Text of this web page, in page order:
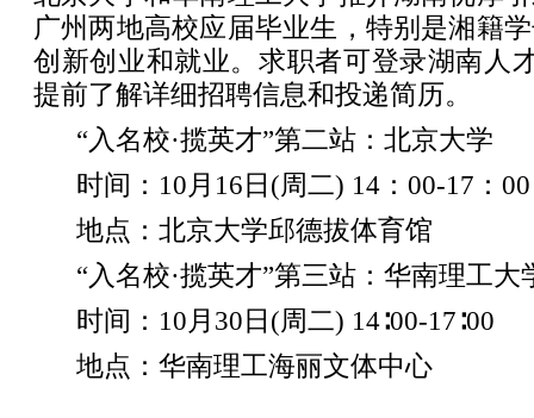
广州两地高校应届毕业生，特别是湘籍
创新创业和就业。求职者可登录湖南人
提前了解详细招聘信息和投递简历。
“入名校·揽英才”第二站：北京大学
时间：10月16日(周二) 14：00-17：00
地点：北京大学邱德拔体育馆
“入名校·揽英才”第三站：华南理工大
时间：10月30日(周二) 14∶00-17∶00
地点：华南理工海丽文体中心